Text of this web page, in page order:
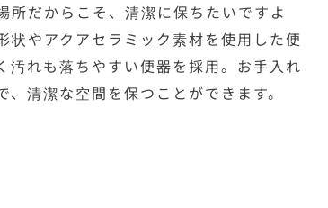
所だからこそ、清潔に保ちたいですよ
状やアクアセラミック素材を使用した便
汚れも落ちやすい便器を採用。お手入れ
、清潔な空間を保つことができます。